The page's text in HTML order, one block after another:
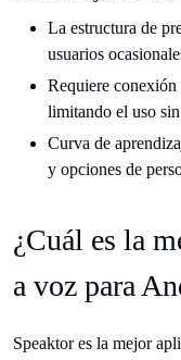
La estructura de
usuarios
Requiere conexión
limitando el uso
Curva de
y opciones de
¿Cuál es la
a voz para
Speaktor es la mejor